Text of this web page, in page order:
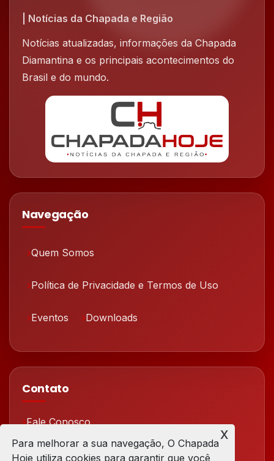
| Notícias da Chapada e Região
Notícias atualizadas, informações da Chapada
Diamantina e os principais acontecimentos do
Brasil e do mundo.
Navegação
Quem Somos
Política de Privacidade e Termos de Uso
Eventos Downloads
Contato
Fale Conosco
Redes Sociais
Para melhorar a sua navegação, O Chapada
Hoje utiliza cookies para garantir que você
x